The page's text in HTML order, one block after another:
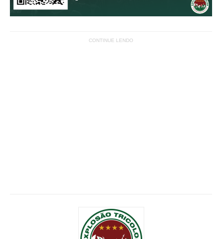
CONTINUE LENDO